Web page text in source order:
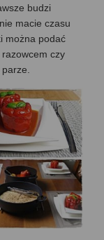
budzi
macie czasu
można podać
czy